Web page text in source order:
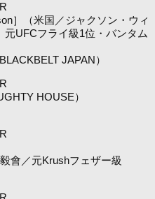
］（米国／ジャクソン・ウィ
UFCフライ級1位・バンタム
JAPAN）
HOUSE）
會／元Krushフェザー級